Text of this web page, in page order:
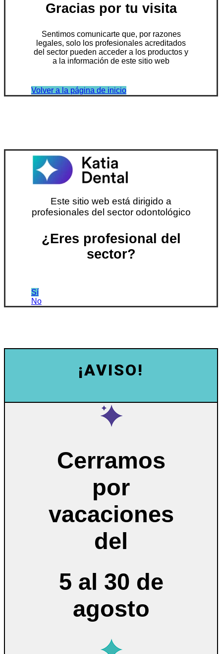
Gracias por tu visita
Sentimos comunicarte que, por razones
legales, solo los profesionales acreditados
del sector pueden acceder a los productos y
a la información de este sitio web
Volver a la página de inicio
Este sitio web está dirigido a
profesionales del sector odontológico
¿Eres profesional del
sector?
Sí
No
¡AVISO!
Cerramos
por
vacaciones
del
5 al 30 de
agosto